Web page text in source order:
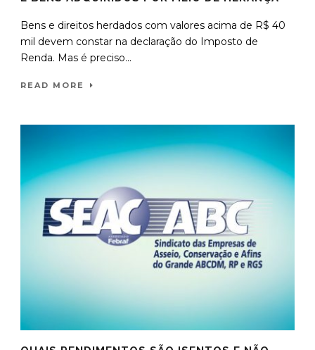
Bens e direitos herdados com valores acima de R$ 40
mil devem constar na declaração do Imposto de
Renda. Mas é preciso...
READ MORE